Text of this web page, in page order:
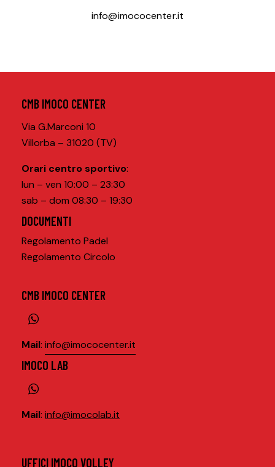
info@imococenter.it
CMB IMOCO CENTER
Via G.Marconi 10
Villorba – 31020 (TV)
Orari centro sportivo:
lun – ven 10:00 – 23:30
sab – dom 08:30 – 19:30
DOCUMENTI
Regolamento Padel
Regolamento Circolo
CMB IMOCO CENTER
Mail: info@imococenter.it
IMOCO LAB
Mail: info@imocolab.it
UFFICI IMOCO VOLLEY